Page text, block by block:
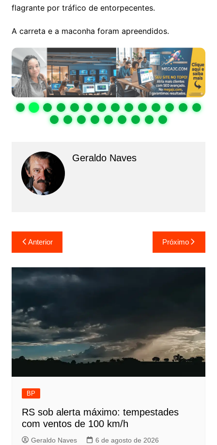
flagrante por tráfico de entorpecentes.
A carreta e a maconha foram apreendidos.
Geraldo Naves
Navegação
de
Post
Anterior Próximo
BP
RS sob alerta máximo: tempestades
com ventos de 100 km/h
Geraldo Naves 6 de agosto de 2026